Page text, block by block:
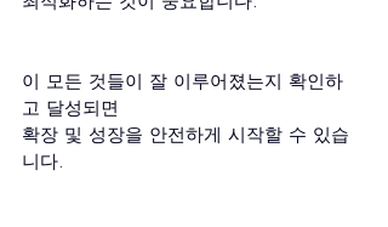
이 모든 것들이 잘 이루어졌는지 확인하
고 달성되면
확장 및 성장을 안전하게 시작할 수 있습
니다.